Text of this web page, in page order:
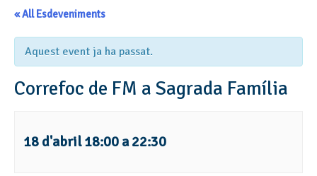
« All Esdeveniments
Aquest event ja ha passat.
Correfoc de FM a Sagrada Família
18 d'abril 18:00 a22:30